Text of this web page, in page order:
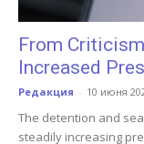
From
Increased
Редакция - 10 июня
The detention and
steadily increasing